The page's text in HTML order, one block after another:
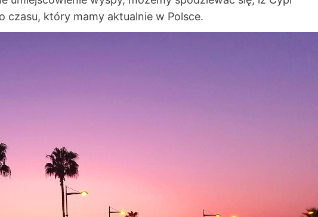
czasu, który mamy aktualnie w Polsce.